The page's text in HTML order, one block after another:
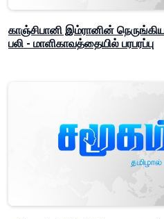
காஞ்சிபானி இம்ரானின் நெருங்கிய
பலி - மாளிகாவத்தையில் பரபரப்பு